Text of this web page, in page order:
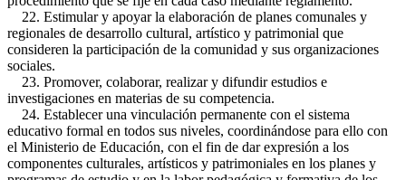
22. Estimular y apoyar la elaboración de planes comunales y
regionales de desarrollo cultural, artístico y patrimonial que
consideren la participación de la comunidad y sus organizaciones
sociales.
23. Promover, colaborar, realizar y difundir estudios e
investigaciones en materias de su competencia.
24. Establecer una vinculación permanente con el sistema
educativo formal en todos sus niveles, coordinándose para ello con
el Ministerio de Educación, con el fin de dar expresión a los
componentes culturales, artísticos y patrimoniales en los planes y